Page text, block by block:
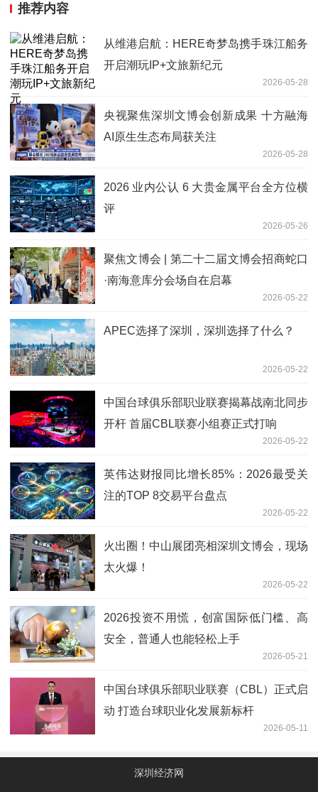
推荐内容
从维港启航：HERE奇梦岛携手珠江船务
开启潮玩IP+文旅新纪元
2026-05-28
央视聚焦深圳文博会创新成果 十方融海
AI原生生态布局获关注
2026-05-28
2026 业内公认 6 大贵金属平台全方位横
评
2026-05-26
聚焦文博会 | 第二十二届文博会招商蛇口
·南海意库分会场自在启幕
2026-05-22
APEC选择了深圳，深圳选择了什么？
2026-05-22
中国台球俱乐部职业联赛揭幕战南北同步
开杆 首届CBL联赛小组赛正式打响
2026-05-22
英伟达财报同比增长85%：2026最受关
注的TOP 8交易平台盘点
2026-05-22
火出圈！中山展团亮相深圳文博会，现场
太火爆！
2026-05-22
2026投资不用慌，创富国际低门槛、高
安全，普通人也能轻松上手
2026-05-21
中国台球俱乐部职业联赛（CBL）正式启
动 打造台球职业化发展新标杆
2026-05-11
深圳经济网